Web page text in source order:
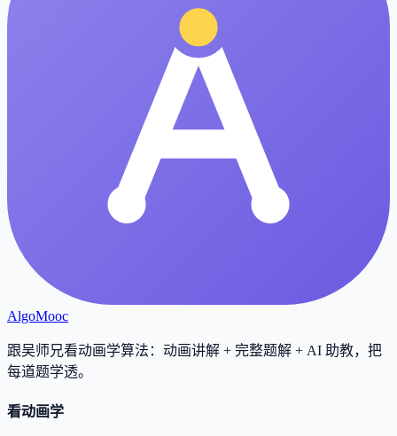
AlgoMooc
跟吴师兄看动画学算法：动画讲解 + 完整题解 + AI 助教，把
每道题学透。
看动画学